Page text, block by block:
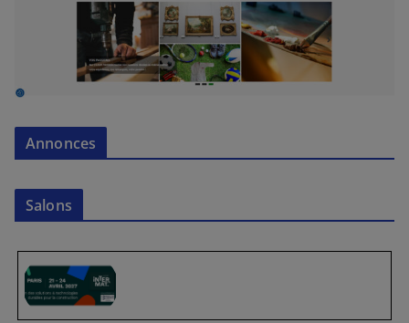
Annonces
Salons